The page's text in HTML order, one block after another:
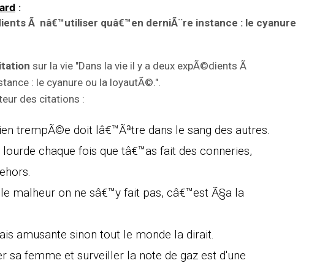
:
Ã nâ€™utiliser quâ€™en derniÃ¨re instance : le cyanure
sur la vie "Dans la vie il y a deux expÃ©dients Ã
: le cyanure ou la loyautÃ©.".
des citations :
trempÃ©e doit lâ€™Ãªtre dans le sang des autres.
chaque fois que tâ€™as fait des conneries,
malheur on ne sâ€™y fait pas, câ€™est Ã§a la
amusante sinon tout le monde la dirait.
sa femme et surveiller la note de gaz est d'une